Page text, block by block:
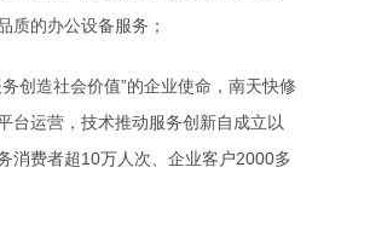
质的办公设备服务；
创造社会价值”的企业使命，南天快修
台运营，技术推动服务创新自成立以
消费者超10万人次、企业客户2000多